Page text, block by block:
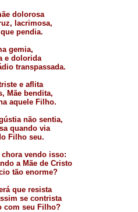
dolorosa
lacrimosa,
pendia.
gemia,
e dolorida
transpassada.
e aflita
Mãe bendita,
aquele Filho.
não sentia,
quando via
Filho seu.
chora vendo isso:
a Mãe de Cristo
tão enorme?
que resista
se contrista
com seu Filho?